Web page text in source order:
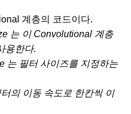
계층의 코드이다.
는 이 Convolutional 계층
용한다.
는 필터 사이즈를 지정하는
의 이동 속도로 한칸씩 이